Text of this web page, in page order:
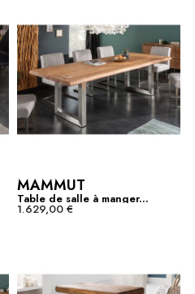
MAMMUT
Table de salle à manger...
1.629,00 €